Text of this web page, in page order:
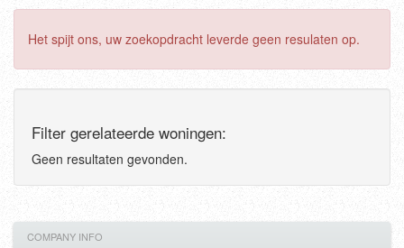
Het spijt ons, uw zoekopdracht leverde geen resulaten op.
Filter gerelateerde woningen:
Geen resultaten gevonden.
COMPANY INFO